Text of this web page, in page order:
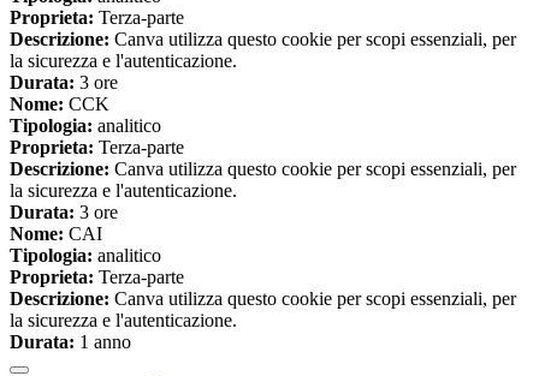
Proprieta: Terza-parte
Descrizione: Canva utilizza questo cookie per scopi essenziali, per
la sicurezza e l'autenticazione.
Durata: 3 ore
Nome: CCK
Tipologia: analitico
Proprieta: Terza-parte
Descrizione: Canva utilizza questo cookie per scopi essenziali, per
la sicurezza e l'autenticazione.
Durata: 3 ore
Nome: CAI
Tipologia: analitico
Proprieta: Terza-parte
Descrizione: Canva utilizza questo cookie per scopi essenziali, per
la sicurezza e l'autenticazione.
Durata: 1 anno